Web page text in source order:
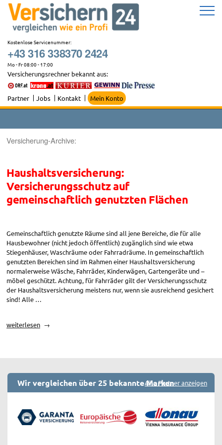
Zum
Inhalt
springen
Kostenlose Servicenummer:
+43 316 338370 2424
Mo - Fr 08:00 - 17:00
Versicherungsrechner bekannt aus:
Partner Jobs Kontakt Mein Konto
Versicherung-Archive:
Haushaltsversicherung:
Versicherungsschutz auf
gemeinschaftlich genutzten Flächen
Gemeinschaftlich genutzte Räume sind all jene Bereiche, die für alle
Hausbewohner (nicht jedoch öffentlich) zugänglich sind wie etwa
Stiegenhäuser, Waschräume oder Fahrradräume. In gemeinschaftlich
genutzten Bereichen sind im Rahmen einer Haushaltsversicherung
normalerweise Wäsche, Fahrräder, Kinderwägen, Gartengeräte und –
möbel geschützt. Achtung, für Fahrräder gilt der Versicherungsschutz
der Haushaltsversicherung meistens nur, wenn sie ausreichend gesichert
sind! Alle …
„Haushaltsversicherung:
Flächen“
weiterlesen
Wir vergleichen über 25 bekannte MarkenAlle Partner anzeigen